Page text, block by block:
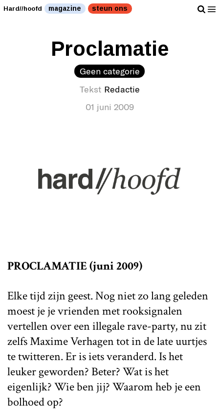
Hard//hoofd magazine steun ons
Proclamatie
Geen categorie
Tekst Redactie
01 juni 2009
PROCLAMATIE (juni 2009)
Elke tijd zijn geest. Nog niet zo lang geleden
moest je je vrienden met rooksignalen
vertellen over een illegale rave-party, nu zit
zelfs Maxime Verhagen tot in de late uurtjes
te twitteren. Er is iets veranderd. Is het
leuker geworden? Beter? Wat is het
eigenlijk? Wie ben jij? Waarom heb je een
bolhoed op?